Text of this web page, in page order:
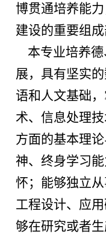
博贯通培养能
建设的重要组成
本专业培养德
展，具有坚实
语和人文基础
术、信息处理
方面的基本理
神、终身学习
怀；能够独立
工程设计、应
够在研究或者